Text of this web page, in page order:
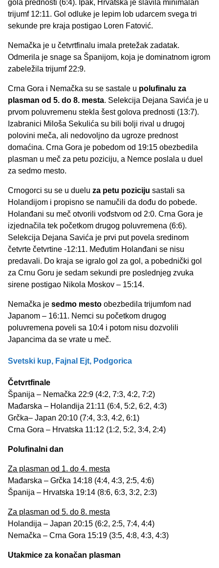
gola prednosti (6:4). Ipak, Hrvatska je slavila minimalan
trijumf 12:11. Gol odluke je lepim lob udarcem svega tri
sekunde pre kraja postigao Loren Fatović.
Nemačka je u četvrtfinalu imala pretežak zadatak.
Odmerila je snage sa Španijom, koja je dominatnom igrom
zabeležila trijumf 22:9.
Crna Gora i Nemačka su se sastale u polufinalu za
plasman od 5. do 8. mesta. Selekcija Dejana Savića je u
prvom poluvremenu stekla šest golova prednosti (13:7).
Izabranici Miloša Sekulića su bili bolji rival u drugoj
polovini meča, ali nedovoljno da ugroze prednost
domaćina. Crna Gora je pobedom od 19:15 obezbedila
plasman u meč za petu poziciju, a Nemce poslala u duel
za sedmo mesto.
Crnogorci su se u duelu za petu poziciju sastali sa
Holandijom i propisno se namučili da dođu do pobede.
Holanđani su meč otvorili vođstvom od 2:0. Crna Gora je
izjednačila tek početkom drugog poluvremena (6:6).
Selekcija Dejana Savića je prvi put povela sredinom
četvrte četvrtine -12:11. Međutim Holanđani se nisu
predavali. Do kraja se igralo gol za gol, a pobednički gol
za Crnu Goru je sedam sekundi pre poslednjeg zvuka
sirene postigao Nikola Moskov – 15:14.
Nemačka je sedmo mesto obezbedila trijumfom nad
Japanom – 16:11. Nemci su početkom drugog
poluvremena poveli sa 10:4 i potom nisu dozvolili
Japancima da se vrate u meč.
Svetski kup, Fajnal Ejt, Podgorica
Četvrtfinale
Španija – Nemačka 22:9 (4:2, 7:3, 4:2, 7:2)
Mađarska – Holandija 21:11 (6:4, 5:2, 6:2, 4:3)
Grčka– Japan 20:10 (7:4, 3:3, 4:2, 6:1)
Crna Gora – Hrvatska 11:12 (1:2, 5:2, 3:4, 2:4)
Polufinalni dan
Za plasman od 1. do 4. mesta
Mađarska – Grčka 14:18 (4:4, 4:3, 2:5, 4:6)
Španija – Hrvatska 19:14 (8:6, 6:3, 3:2, 2:3)
Za plasman od 5. do 8. mesta
Holandija – Japan 20:15 (6:2, 2:5, 7:4, 4:4)
Nemačka – Crna Gora 15:19 (3:5, 4:8, 4:3, 4:3)
Utakmice za konačan plasman